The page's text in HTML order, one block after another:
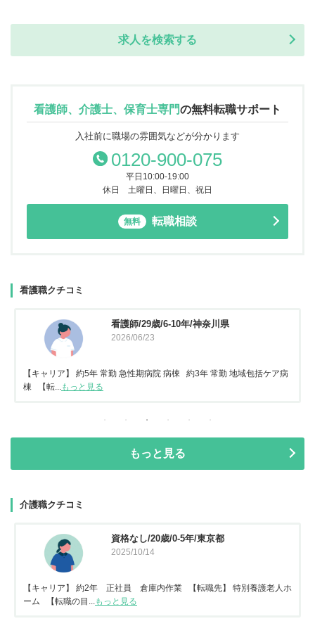
求人を検索する
看護師、介護士、保育士専門の無料転職サポート
入社前に職場の雰囲気などが分かります
0120-900-075
平日10:00-19:00
休日 土曜日、日曜日、祝日
無料 転職相談
看護職クチコミ
看護師/29歳/6-10年/神奈川県
2026/06/23
【キャリア】 約5年 常勤 急性期病院 病棟 約3年 常勤 地域包括ケア病
棟 【転...もっと見る
もっと見る
介護職クチコミ
資格なし/20歳/0-5年/東京都
2025/10/14
【キャリア】 約2年 正社員 倉庫内作業 【転職先】 特別養護老人ホ
ーム 【転職の目...もっと見る